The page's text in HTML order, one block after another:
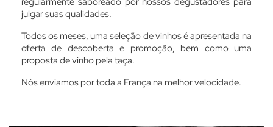
julgar suas qualidades.
Todos os meses, uma seleção de vinhos é apresentada na
oferta de descoberta e promoção, bem como uma
proposta de vinho pela taça.
Nós enviamos por toda a França na melhor velocidade.